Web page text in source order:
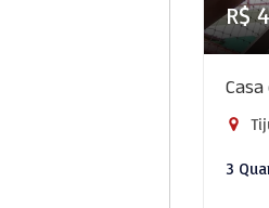
R$
3